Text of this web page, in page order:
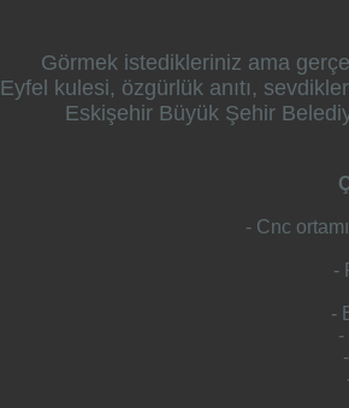
Görmek istedikleriniz ama
Eyfel kulesi, özgürlük anıtı,
Eskişehir Büyük Şehir
- Cnc
-
-
-